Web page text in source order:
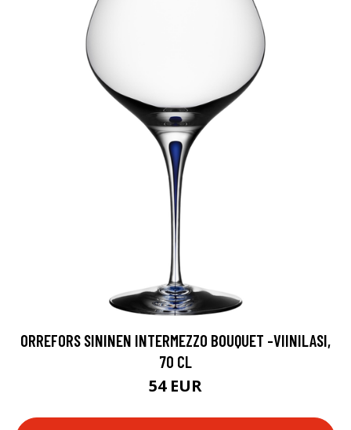
ORREFORS SININEN INTERMEZZO BOUQUET -VIINILASI,
70 CL
54 EUR